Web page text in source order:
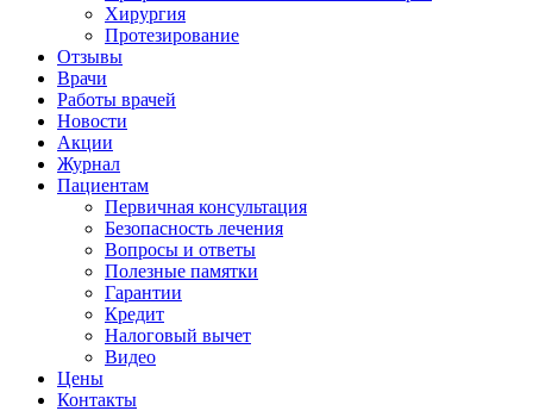
Хирургия
Протезирование
Отзывы
Врачи
Работы врачей
Новости
Акции
Журнал
Пациентам
Первичная консультация
Безопасность лечения
Вопросы и ответы
Полезные памятки
Гарантии
Кредит
Налоговый вычет
Видео
Цены
Контакты